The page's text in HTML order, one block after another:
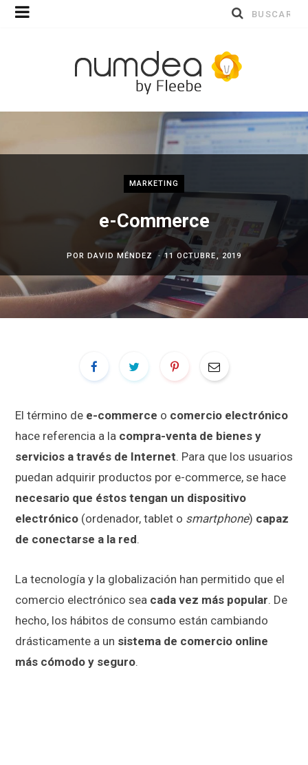
Buscar
MARKETING
e-Commerce
PORDAVID MÉNDEZ 11 OCTUBRE, 2019
El término de e-commerce o comercio electrónico
hace referencia a la compra-venta de bienes y
servicios a través de Internet. Para que los usuarios
puedan adquirir productos por e-commerce, se hace
necesario que éstos tengan un dispositivo
electrónico (ordenador, tablet o smartphone) capaz
de conectarse a la red.
La tecnología y la globalización han permitido que el
comercio electrónico sea cada vez más popular. De
hecho, los hábitos de consumo están cambiando
drásticamente a un sistema de comercio online
más cómodo y seguro.